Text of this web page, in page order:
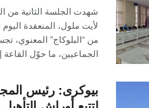
شهدت الجلسة الثانية من
من “البلوكاج”
الجماعيين، ما حوّل
بيوكرى: رئيس